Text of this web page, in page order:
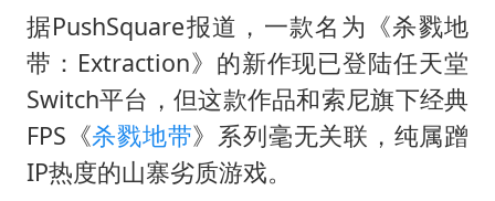
胡塞武装袭扰红海航运行动升级
郑国霖回应去景区上班被保安拦下
80后女柜员逆袭成4200亿银行副行长
感觉全东北都在等7号
据PushSquare报道，一款名为《杀戮地
带：Extraction》的新作现已登陆任天堂
Switch平台，但这款作品和索尼旗下经典
FPS《杀戮地带》系列毫无关联，纯属蹭
IP热度的山寨劣质游戏。